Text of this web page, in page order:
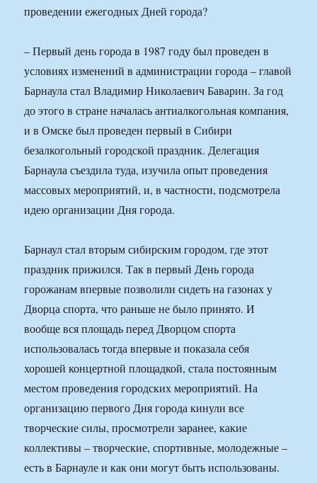
проведении ежегодных Дней города?
– Первый день города в 1987 году был проведен в
условиях изменений в администрации города – главой
Барнаула стал Владимир Николаевич Баварин. За год
до этого в стране началась антиалкогольная компания,
и в Омске был проведен первый в Сибири
безалкогольный городской праздник. Делегация
Барнаула съездила туда, изучила опыт проведения
массовых мероприятий, и, в частности, подсмотрела
идею организации Дня города.
Барнаул стал вторым сибирским городом, где этот
праздник прижился. Так в первый День города
горожанам впервые позволили сидеть на газонах у
Дворца спорта, что раньше не было принято. И
вообще вся площадь перед Дворцом спорта
использовалась тогда впервые и показала себя
хорошей концертной площадкой, стала постоянным
местом проведения городских мероприятий. На
организацию первого Дня города кинули все
творческие силы, просмотрели заранее, какие
коллективы – творческие, спортивные, молодежные –
есть в Барнауле и как они могут быть использованы.